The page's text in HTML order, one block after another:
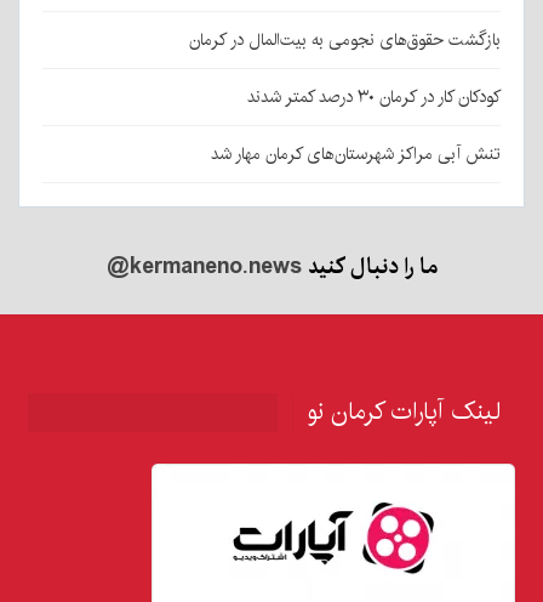
بازگشت حقوق‌های نجومی به بیت‌المال در کرمان
کودکان کار در کرمان ۳۰ درصد کمتر شدند
تنش آبی مراکز شهرستان‌های کرمان مهار شد
ما را دنبال کنید@kermaneno.news
لینک آپارات کرمان نو